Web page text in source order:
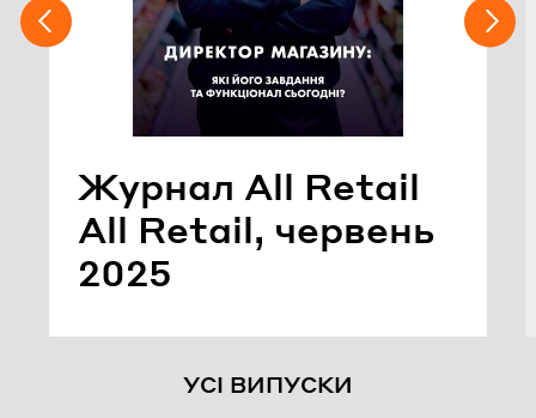
Жур­нал All Retail
All Retail, чер­вень
2025
УСІ ВИПУСКИ